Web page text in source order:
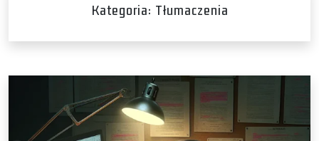
Kategoria: Tłumaczenia